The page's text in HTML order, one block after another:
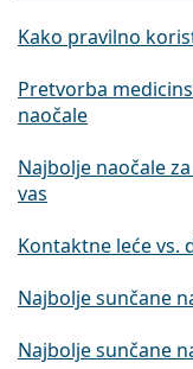
Kako pravilno
Pretvorba
naočale
Najbolje naočale
vas
Kontaktne leće vs.
Najbolje sunčane
Najbolje sunčane